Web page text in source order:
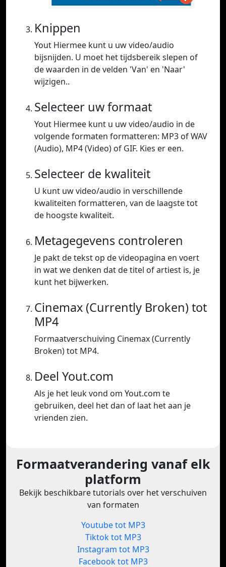
Knippen
Yout Hiermee kunt u uw video/audio
bijsnijden. U moet het tijdsbereik slepen of
de waarden in de velden 'Van' en 'Naar'
wijzigen..
Selecteer uw formaat
Yout Hiermee kunt u uw video/audio in de
volgende formaten formatteren: MP3 of WAV
(Audio), MP4 (Video) of GIF. Kies er een.
Selecteer de kwaliteit
U kunt uw video/audio in verschillende
kwaliteiten formatteren, van de laagste tot
de hoogste kwaliteit.
Metagegevens controleren
Je pakt de tekst op de videopagina en voert
in wat we denken dat de titel of artiest is, je
kunt het bijwerken.
Cinemax (Currently Broken) tot
MP4
Formaatverschuiving Cinemax (Currently
Broken) tot MP4.
Deel Yout.com
Als je het leuk vond om Yout.com te
gebruiken, deel het dan of laat het aan je
vrienden zien.
Formaatverandering vanaf elk
platform
Bekijk beschikbare tutorials over het verschuiven
van formaten
Youtube tot MP3
Tiktok tot MP3
Instagram tot MP3
Facebook tot MP3